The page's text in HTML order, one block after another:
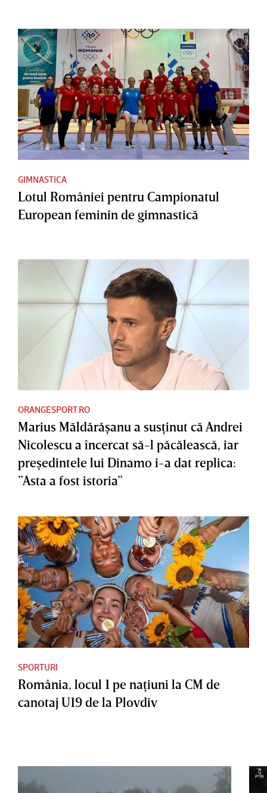
GIMNASTICA
Lotul României pentru Campionatul
European feminin de gimnastică
ORANGESPORT.RO
Marius Măldărăşanu a susţinut că Andrei
Nicolescu a încercat să-l păcălească, iar
preşedintele lui Dinamo i-a dat replica:
”Asta a fost istoria”
SPORTURI
România, locul 1 pe naţiuni la CM de
canotaj U19 de la Plovdiv